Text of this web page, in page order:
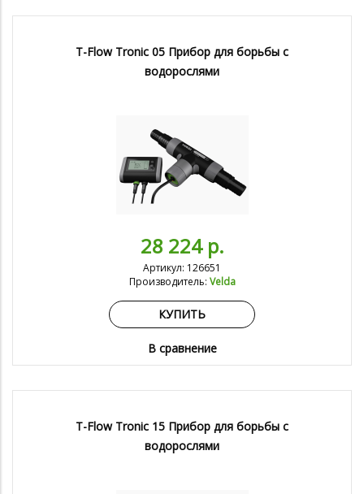
T-Flow Tronic 05 Прибор для борьбы с
водорослями
28 224 р.
Артикул: 126651
Производитель: Velda
КУПИТЬ
В сравнение
T-Flow Tronic 15 Прибор для борьбы с
водорослями